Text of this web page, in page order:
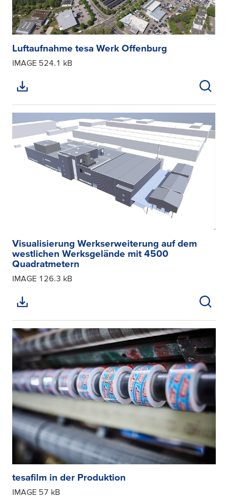
Luftaufnahme tesa Werk Offenburg
IMAGE 524.1 kB
Visualisierung Werkserweiterung auf dem
westlichen Werksgelände mit 4500
Quadratmetern
IMAGE 126.3 kB
tesafilm in der Produktion
IMAGE 57 kB